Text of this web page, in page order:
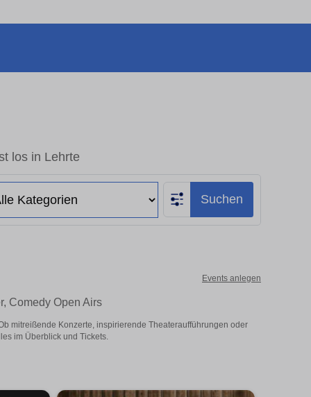
los in Lehrte
Suchen
Events anlegen
Comedy Open Airs
mitreißende Konzerte, inspirierende Theateraufführungen oder
im Überblick und Tickets.